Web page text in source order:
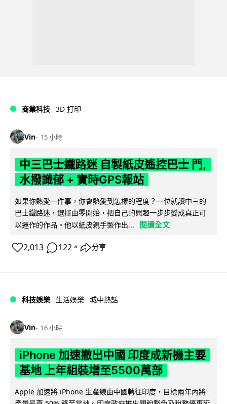
商業科技 3D 打印
Vin 15 小時
中三巴士鐵路迷 自製紙皮遙控巴士 門,
水撥識郁 + 實時GPS報站
如果你熱愛一件事，你會熱愛到怎樣的程度？一位就讀中三的
巴士鐵路迷，選擇由零開始，把自己的興趣一步步變成真正可
以運作的作品。他以紙皮親手製作出...
閱讀全文
2,013 122 ↗ 分享
科技娛樂 生活娛樂 城中熱話
Vin 16 小時
iPhone 加速撤出中國 印度成新機主要
基地 上年組裝增至5500萬部
Apple 加速將 iPhone 生產線由中國轉往印度，目標兩年內將